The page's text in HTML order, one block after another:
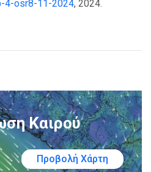
4-osr8-11-2024, 2024.
Καιρού
Προβολή Χάρτη